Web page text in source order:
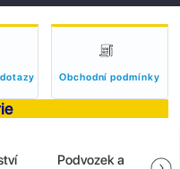
Obchodní podmínky
Podvozek a